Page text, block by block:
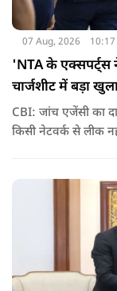
07 Aug, 2026
'NTA के एक्सपर्ट्स
चार्जशीट में बड़ा
CBI: जांच एजेंसी का
किसी नेटवर्क से लीक